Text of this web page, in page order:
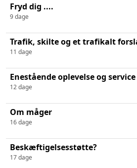
Fryd dig ....
9 dage
Trafik, skilte og et trafikalt
11 dage
Enestående oplevelse og service
12 dage
Om måger
16 dage
Beskæftigelsesstøtte?
17 dage